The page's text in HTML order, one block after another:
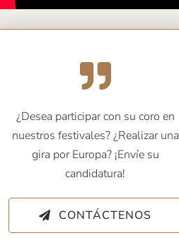
¿Desea participar con su coro en
nuestros festivales? ¿Realizar una
gira por Europa? ¡Envíe su
candidatura!
CONTÁCTENOS